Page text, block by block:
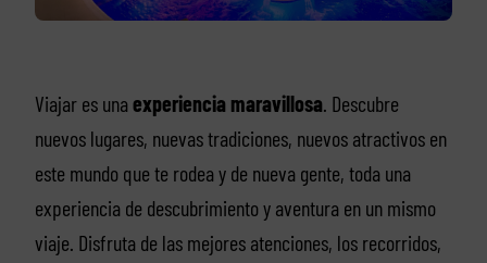
Viajar es una experiencia maravillosa. Descubre
nuevos lugares, nuevas tradiciones, nuevos atractivos en
este mundo que te rodea y de nueva gente, toda una
experiencia de descubrimiento y aventura en un mismo
viaje. Disfruta de las mejores atenciones, los recorridos,